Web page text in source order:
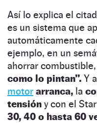
Así lo explica el
es un sistema que
automáticamente
ejemplo, en un
ahorrar
como lo pintan”. Y
motor arranca, la
tensión y con el
30, 40 o hasta 60